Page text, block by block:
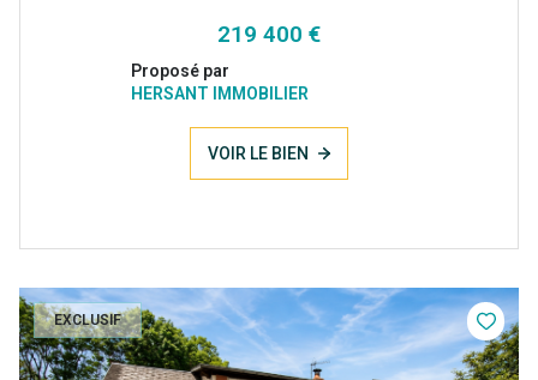
219 400 €
Proposé par
HERSANT IMMOBILIER
VOIR LE BIEN
EXCLUSIF